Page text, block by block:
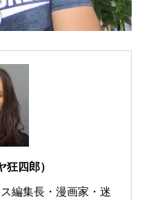
狂四郎）
編集長・漫画家・迷